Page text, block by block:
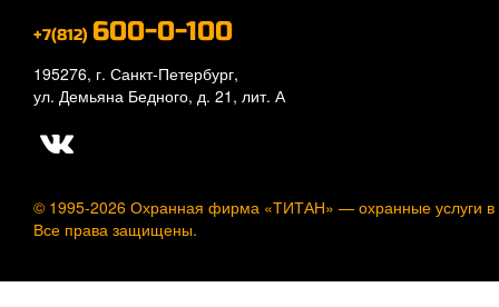
+7(812) 600-0-100
195276, г. Санкт-Петербург,
ул. Демьяна Бедного, д. 21, лит. А
© 1995-2026 Охранная фирма «ТИТАН» — охранные услуги
Все права защищены.